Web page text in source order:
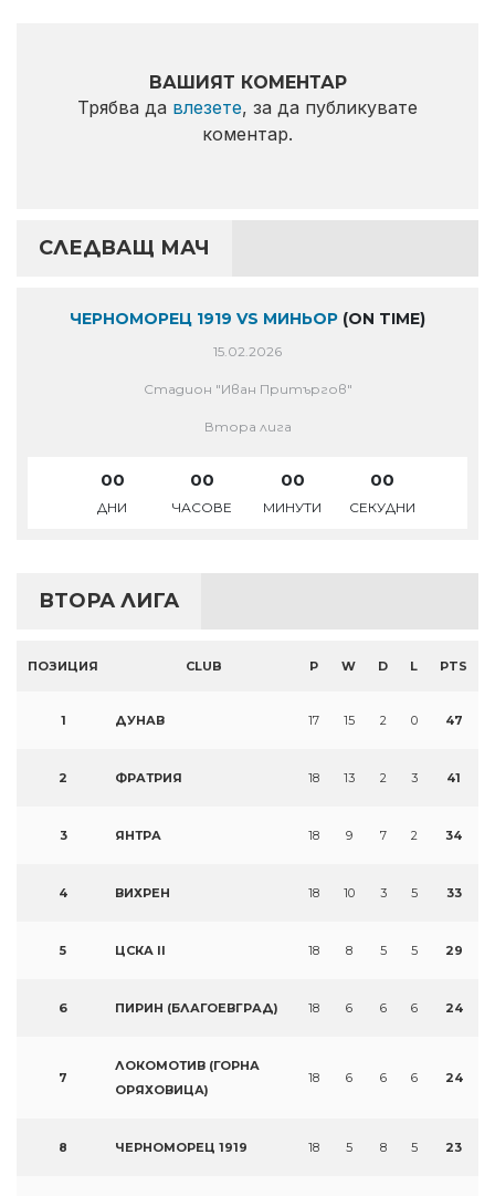
ВАШИЯТ КОМЕНТАР
Трябва да влезете, за да публикувате
коментар.
СЛЕДВАЩ МАЧ
ЧЕРНОМОРЕЦ 1919 VS МИНЬОР (ON TIME)
15.02.2026
Стадион "Иван Притъргов"
Втора лига
00
ДНИ
00
ЧАСОВЕ
00
МИНУТИ
00
СЕКУДНИ
ВТОРА ЛИГА
ПОЗИЦИЯ CLUB P W D L PTS
1 ДУНАВ 17 15 2 0 47
2 ФРАТРИЯ 18 13 2 3 41
3 ЯНТРА 18 9 7 2 34
4 ВИХРЕН 18 10 3 5 33
5 ЦСКА II 18 8 5 5 29
6 ПИРИН (БЛАГОЕВГРАД) 18 6 6 6 24
7
ЛОКОМОТИВ (ГОРНА
ОРЯХОВИЦА)
18 6 6 6 24
8 ЧЕРНОМОРЕЦ 1919 18 5 8 5 23